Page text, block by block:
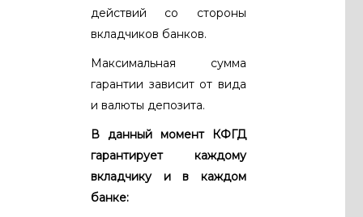
действий со стороны
вкладчиков банков.
Максимальная сумма
гарантии зависит от вида
и валюты депозита.
В данный момент КФГД
гарантирует каждому
вкладчику и в каждом
банке: